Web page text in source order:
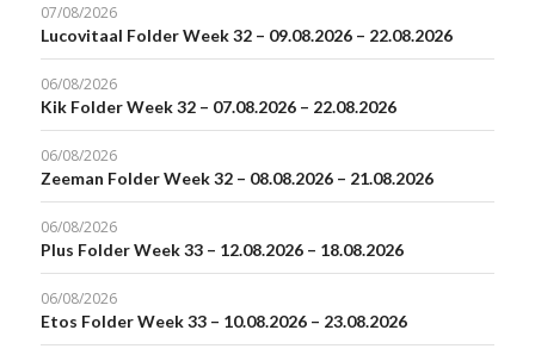
07/08/2026
Lucovitaal Folder Week 32 – 09.08.2026 – 22.08.2026
06/08/2026
Kik Folder Week 32 – 07.08.2026 – 22.08.2026
06/08/2026
Zeeman Folder Week 32 – 08.08.2026 – 21.08.2026
06/08/2026
Plus Folder Week 33 – 12.08.2026 – 18.08.2026
06/08/2026
Etos Folder Week 33 – 10.08.2026 – 23.08.2026